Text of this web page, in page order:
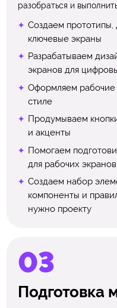
разобраться и
Создаем прототипы,
ключевые экраны
Разрабатываем
экранов для
Оформляем рабочие
стиле
Продумываем
и акценты
Помогаем
для рабочих экранов
Создаем набор
компоненты и
нужно проекту
Подготовка